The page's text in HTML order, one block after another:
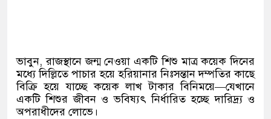
ভাবুন, রাজস্থানে জন্ম নেওয়া একটি শিশু মাত্র কয়েক দিনের
মধ্যে দিল্লিতে পাচার হয়ে হরিয়ানার নিঃসন্তান দম্পতির কাছে
বিক্রি হয়ে যাচ্ছে কয়েক লাখ টাকার বিনিময়ে—যেখানে
একটি শিশুর জীবন ও ভবিষ্যৎ নির্ধারিত হচ্ছে দারিদ্র্য ও
অপরাধীদের লোভে।